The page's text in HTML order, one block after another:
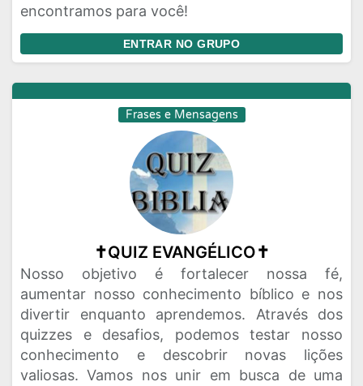
encontramos para você!
ENTRAR NO GRUPO
Frases e Mensagens
✝️QUIZ EVANGÉLICO✝️
Nosso objetivo é fortalecer nossa fé,
aumentar nosso conhecimento bíblico e nos
divertir enquanto aprendemos. Através dos
quizzes e desafios, podemos testar nosso
conhecimento e descobrir novas lições
valiosas. Vamos nos unir em busca de uma